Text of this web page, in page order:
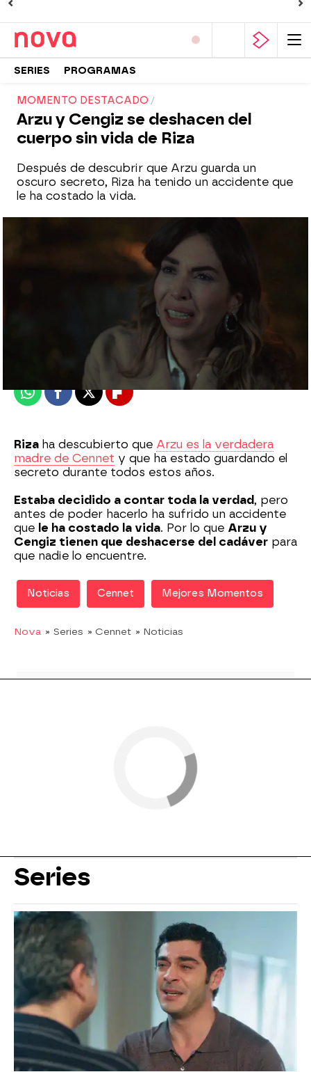
SERIES PROGRAMAS
MOMENTO DESTACADO
Arzu y Cengiz se deshacen del
cuerpo sin vida de Riza
Después de descubrir que Arzu guarda un
oscuro secreto, Riza ha tenido un accidente que
le ha costado la vida.
01 de enero de 2021, 21:01
WhatsappFacebook
X Flipboard
Riza ha descubierto que Arzu es la verdadera
madre de Cennet y que ha estado guardando el
secreto durante todos estos años.
Estaba decidido a contar toda la verdad, pero
antes de poder hacerlo ha sufrido un accidente
que le ha costado la vida. Por lo que Arzu y
Cengiz tienen que deshacerse del cadáver para
que nadie lo encuentre.
Noticias Cennet Mejores Momentos
Nova » Series » Cennet » Noticias
Series